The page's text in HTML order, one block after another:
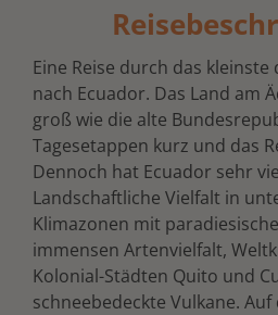
Eine Reise durch das
nach Ecuador. Das Land am
groß wie die alte
Tagesetappen kurz und das
Dennoch hat Ecuador sehr
Landschaftliche Vielfalt in
Klimazonen mit
immensen Artenvielfalt,
Kolonial-Städten Quito und
schneebedeckte Vulkane.